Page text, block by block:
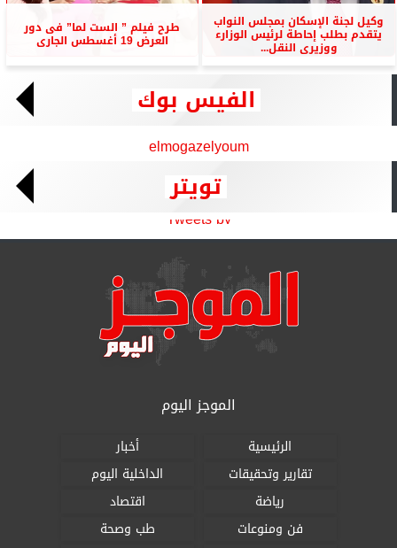
وكيل لجنة الإسكان بمجلس النواب
يتقدم بطلب إحاطة لرئيس الوزارء
ووزيرى النقل...
طرح فيلم ” الست لما” فى دور
العرض 19 أغسطس الجارى
الفيس بوك
elmogazelyoum
تويتر
Tweets by
الموجز اليوم
الرئيسية
أخبار
تقارير وتحقيقات
الداخلية اليوم
رياضة
اقتصاد
فن ومنوعات
طب وصحة